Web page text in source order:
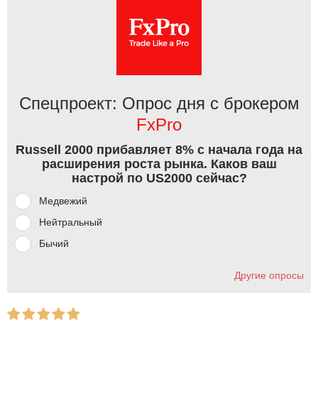
Спецпроект: Опрос дня с брокером
FxPro
Russell 2000 прибавляет 8% с начала года на
расширения роста рынка. Каков ваш
настрой по US2000 сейчас?
Медвежий
Нейтральный
Бычий
Другие опросы